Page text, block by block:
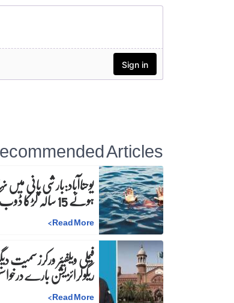
Articles
یوحناآباد:بارشی پانی
ہوئے 15 سالہ لڑکا ڈوب کرجاں بحق
Read More
>
فیملی ویلفیئر ورکرز سمیت
ریگولرائزیشن بارے
Read More
>